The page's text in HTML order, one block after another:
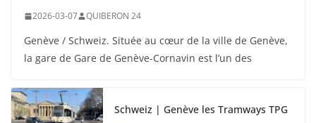
2026-03-07 QUIBERON 24
Genève / Schweiz. Située au cœur de la ville de Genève,
la gare de Gare de Genève-Cornavin est l’un des
Schweiz | Genève les Tramways TPG